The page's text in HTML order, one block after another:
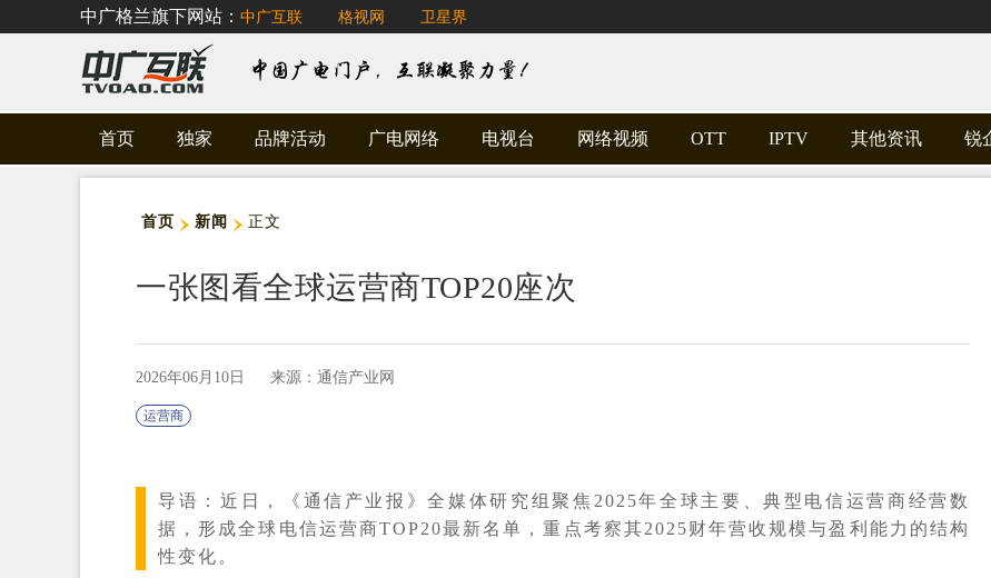
中广格兰旗下网站： 中广互联 格视网 卫星界
首页 独家 品牌活动 广电网络 电视台 网络视频 OTT IPTV 其他资讯 锐
首页 新闻 正文
一张图看全球运营商TOP20座次
2026年06月10日 来源：通信产业网
运营商
导语： 近日，《通信产业报》全媒体研究组聚焦2025年全球主要、典型电信运营商经营数
据，形成全球电信运营商TOP20最新名单，重点考察其2025财年营收规模与盈利能力的结构
性变化。